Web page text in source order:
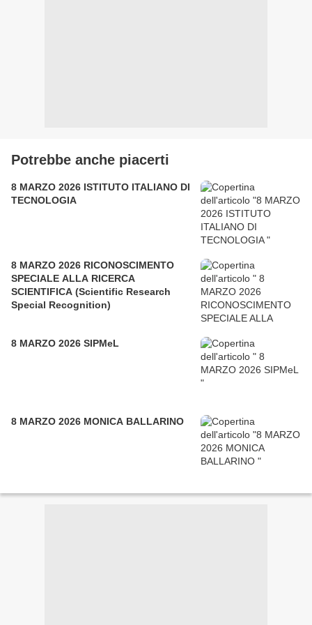
Potrebbe anche piacerti
8 MARZO 2026 ISTITUTO ITALIANO DI
TECNOLOGIA
8 MARZO 2026 RICONOSCIMENTO
SPECIALE ALLA RICERCA
SCIENTIFICA (Scientific Research
Special Recognition)
8 MARZO 2026 SIPMeL
8 MARZO 2026 MONICA BALLARINO